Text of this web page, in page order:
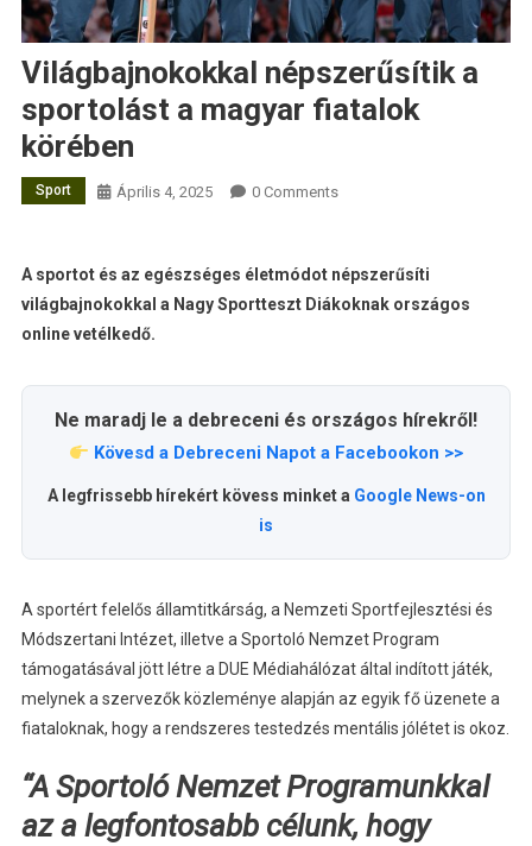
Világbajnokokkal népszerűsítik a
sportolást a magyar fiatalok
körében
Sport Április 4, 2025 0 Comments
A sportot és az egészséges életmódot népszerűsíti
világbajnokokkal a Nagy Sportteszt Diákoknak országos
online vetélkedő.
Ne maradj le a debreceni és országos hírekről!
Kövesd a Debreceni Napot a Facebookon >>
A legfrissebb hírekért kövess minket a Google News-on
is
A sportért felelős államtitkárság, a Nemzeti Sportfejlesztési és
Módszertani Intézet, illetve a Sportoló Nemzet Program
támogatásával jött létre a DUE Médiahálózat által indított játék,
melynek a szervezők közleménye alapján az egyik fő üzenete a
fiataloknak, hogy a rendszeres testedzés mentális jólétet is okoz.
“A Sportoló Nemzet Programunkkal
az a legfontosabb célunk, hogy